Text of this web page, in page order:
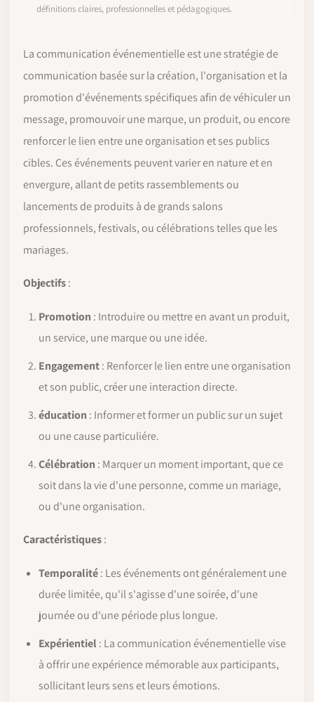
COMMENCER
définitions claires, professionnelles et pédagogiques.
La communication événementielle est une stratégie de
communication basée sur la création, l'organisation et la
promotion d'événements spécifiques afin de véhiculer un
message, promouvoir une marque, un produit, ou encore
renforcer le lien entre une organisation et ses publics
cibles. Ces événements peuvent varier en nature et en
envergure, allant de petits rassemblements ou
lancements de produits à de grands salons
professionnels, festivals, ou célébrations telles que les
mariages.
Objectifs:
Promotion : Introduire ou mettre en avant un produit,
un service, une marque ou une idée.
Engagement: Renforcer le lien entre une organisation
et son public, créer une interaction directe.
éducation : Informer et former un public sur un sujet
ou une cause particuliére.
Célébration : Marquer un moment important, que ce
soit dans la vie d'une personne, comme un mariage,
ou d'une organisation.
Caractéristiques:
Temporalité: Les événements ont généralement une
durée limitée, qu'il s'agisse d'une soirée, d'une
journée ou d'une période plus longue.
Expérientiel : La communication événementielle vise
à offrir une expérience mémorable aux participants,
sollicitant leurs sens et leurs émotions.